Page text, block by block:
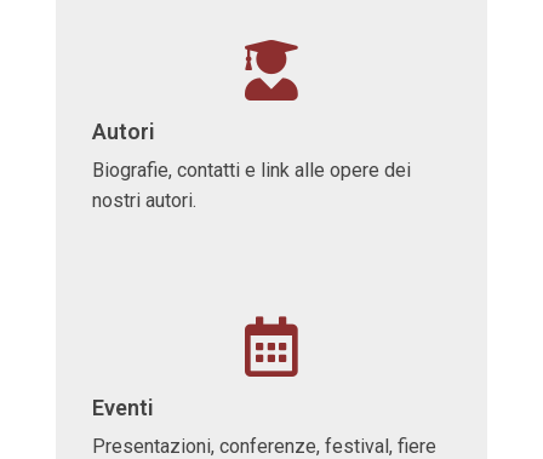
Autori
Biografie, contatti e link alle opere dei
nostri autori.
Eventi
Presentazioni, conferenze, festival, fiere